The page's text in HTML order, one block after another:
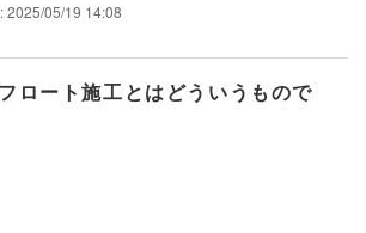
2025/05/19 14:08
ロート施工とはどういうもので